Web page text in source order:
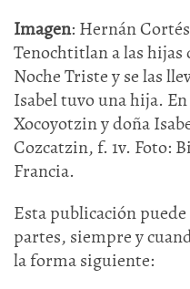
Imagen: Hernán
Tenochtitlan a las
Noche Triste y se las
Isabel tuvo una hija.
Xocoyotzin y doña
Cozcatzin, f. 1v. Foto:
Francia.
Esta publicación
partes, siempre y
la forma siguiente: